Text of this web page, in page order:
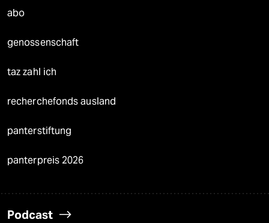
abo
genossenschaft
taz zahl ich
recherchefonds ausland
panterstiftung
panterpreis 2026
Podcast